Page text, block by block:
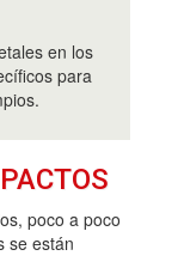
en los
para
poco a poco
se están